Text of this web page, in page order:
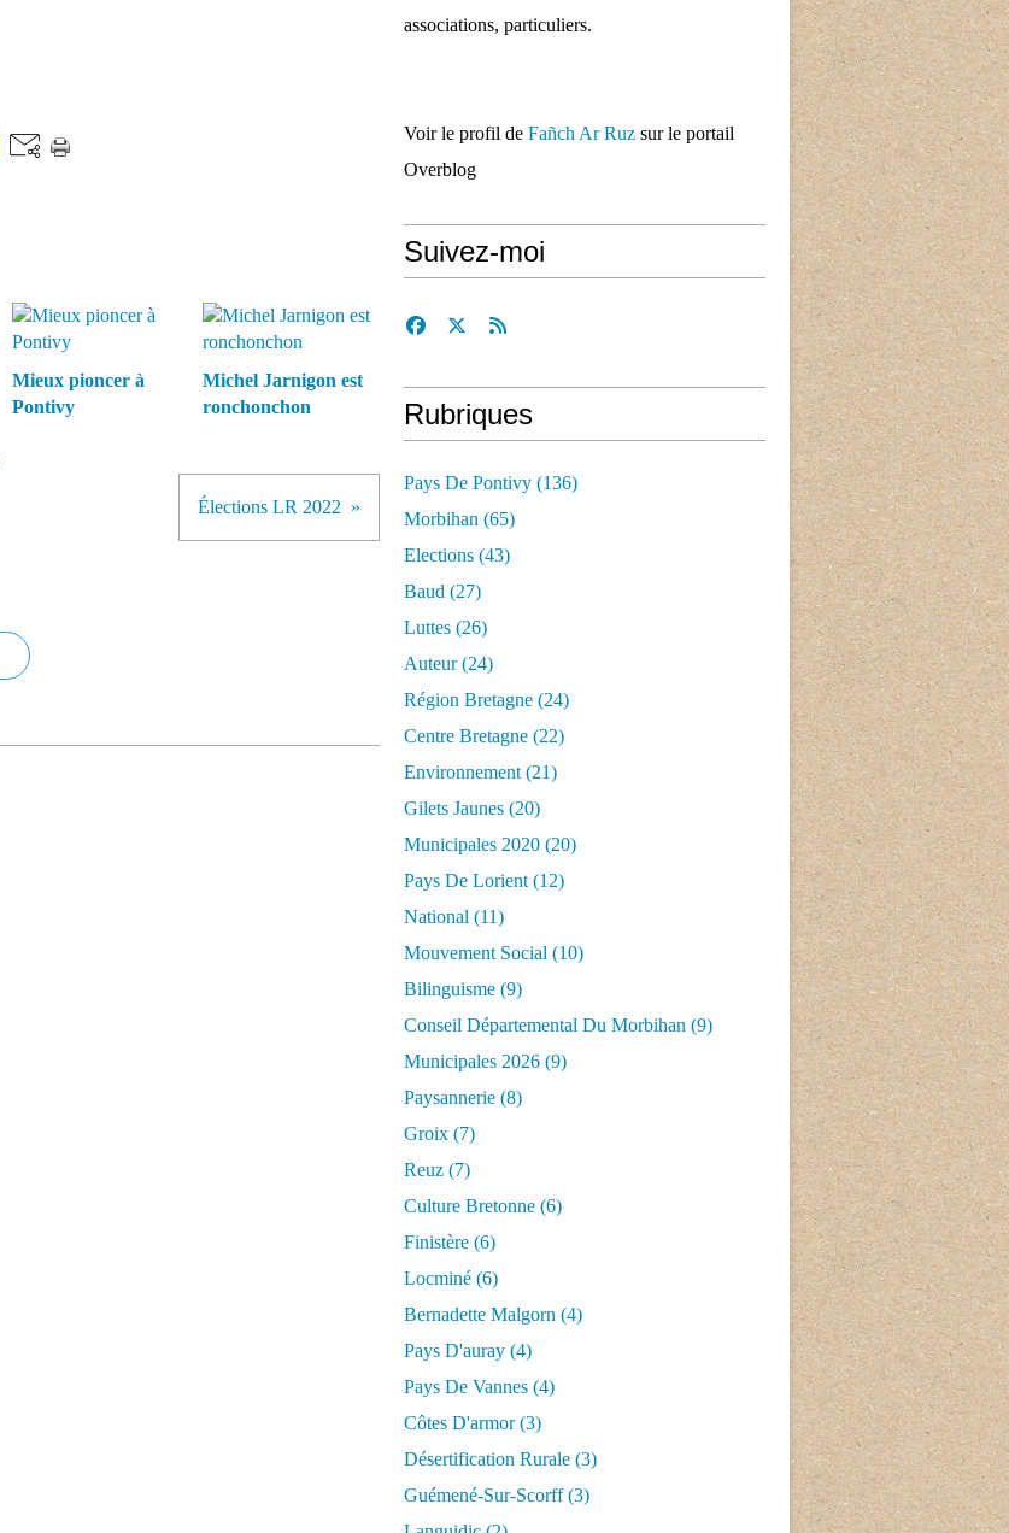
Mieux pioncer à
Pontivy
Michel Jarnigon est
ronchonchon
Élections LR 2022
associations, particuliers.
Voir le profil de Fañch Ar Ruz sur le portail
Overblog
Suivez-moi
Rubriques
Pays De Pontivy (136)
Morbihan (65)
Elections (43)
Baud (27)
Luttes (26)
Auteur(24)
Région Bretagne (24)
Centre Bretagne (22)
Environnement (21)
Gilets Jaunes (20)
Municipales 2020 (20)
Pays De Lorient (12)
National (11)
Mouvement Social (10)
Bilinguisme (9)
Conseil Départemental Du Morbihan (9)
Municipales 2026 (9)
Paysannerie (8)
Groix (7)
Reuz (7)
Culture Bretonne (6)
Finistère (6)
Locminé (6)
Bernadette Malgorn (4)
Pays D'auray (4)
Pays De Vannes (4)
Côtes D'armor(3)
Désertification Rurale (3)
Guémené-Sur-Scorff(3)